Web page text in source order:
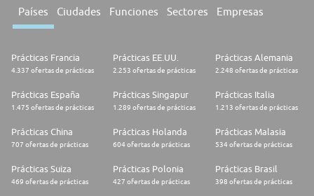
Países Ciudades Funciones Sectores Empresas
Prácticas Francia
4.337 ofertas de prácticas
Prácticas EE.UU.
2.253 ofertas de prácticas
Prácticas Alemania
2.248 ofertas de prácticas
Prácticas España
1.475 ofertas de prácticas
Prácticas Singapur
1.289 ofertas de prácticas
Prácticas Italia
1.213 ofertas de prácticas
Prácticas China
707 ofertas de prácticas
Prácticas Holanda
604 ofertas de prácticas
Prácticas Malasia
534 ofertas de prácticas
Prácticas Suiza
469 ofertas de prácticas
Prácticas Polonia
427 ofertas de prácticas
Prácticas Brasil
398 ofertas de prácticas